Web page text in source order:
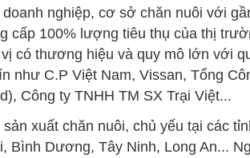
nghiệp, cơ sở chăn nuôi với
cấp 100% lượng tiêu thụ của thị
có thương hiệu và quy mô lớn với
như C.P Việt Nam, Vissan, Tổng
Công ty TNHH TM SX Trại Việt...
xuất chăn nuôi, chủ yếu tại các
Bình Dương, Tây Ninh, Long An...